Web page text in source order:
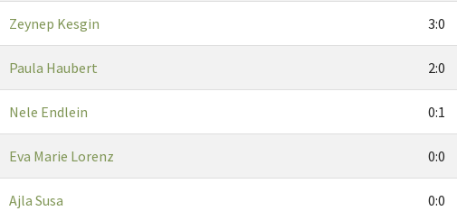
Zeynep Kesgin 3:0
Paula Haubert 2:0
Nele Endlein 0:1
Eva Marie Lorenz 0:0
Ajla Susa 0:0